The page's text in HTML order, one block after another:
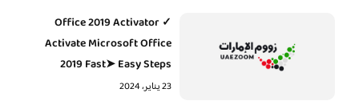
Office 2019 Activator ✓
Activate Microsoft Office
2019 Fast➤ Easy Steps
23 يناير، 2024